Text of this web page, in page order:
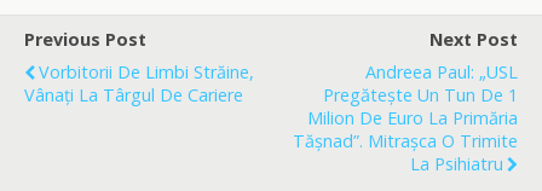
b
o
o
k
l
e
Previous Post
Vorbitorii De Limbi Străine,
Vânați La Târgul De Cariere
Next Post
Andreea Paul: „USL
Pregătește Un Tun De 1
Milion De Euro La Primăria
Tășnad”. Mitrașca O Trimite
La Psihiatru